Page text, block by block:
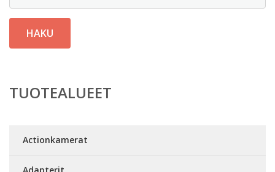
HAKU
TUOTEALUEET
Actionkamerat